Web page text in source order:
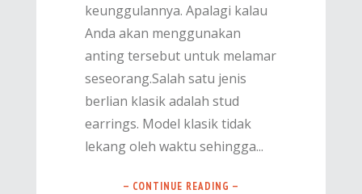
keunggulannya. Apalagi kalau
Anda akan menggunakan
anting tersebut untuk melamar
seseorang.Salah satu jenis
berlian klasik adalah stud
earrings. Model klasik tidak
lekang oleh waktu sehingga...
— CONTINUE READING —